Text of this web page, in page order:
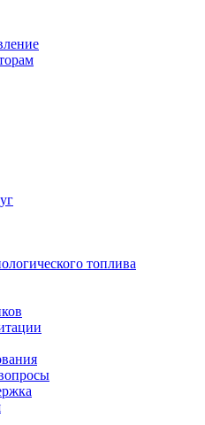
топлива